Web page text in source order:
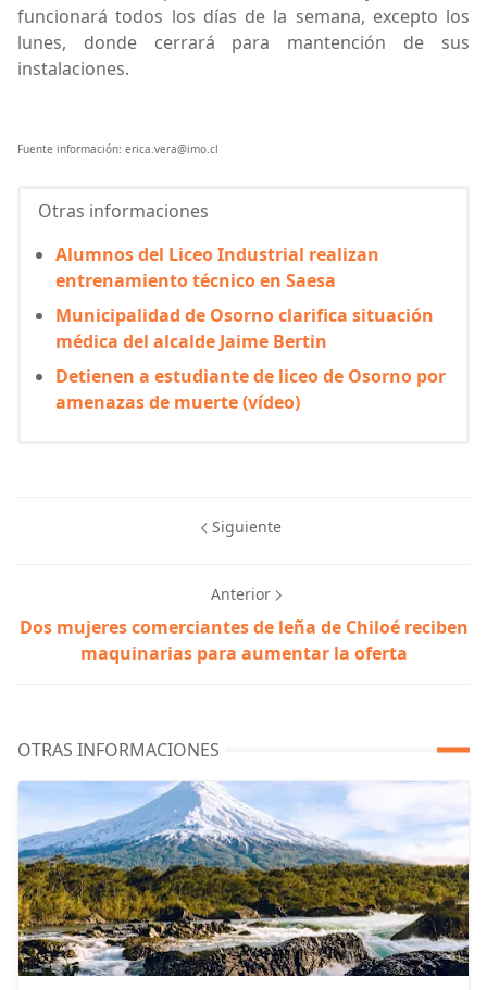
funcionará todos los días de la semana, excepto los
lunes, donde cerrará para mantención de sus
instalaciones.
Fuente información: erica.vera@imo.cl
Otras informaciones
Alumnos del Liceo Industrial realizan
entrenamiento técnico en Saesa
Municipalidad de Osorno clarifica situación
médica del alcalde Jaime Bertin
Detienen a estudiante de liceo de Osorno por
amenazas de muerte (vídeo)
Siguiente
Anterior
Dos mujeres comerciantes de leña de Chiloé reciben
maquinarias para aumentar la oferta
OTRAS INFORMACIONES